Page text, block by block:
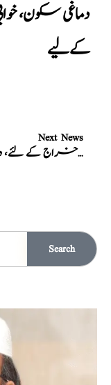
دماغی سکون،
کےلیے
Next News
دماغ کے کیڑوں کے اخراج کے لئے، دیسی علاج
Search